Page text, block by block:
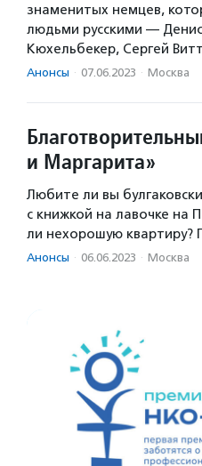
знаменитых немцев,
людьми русскими —
Кюхельбекер, Сергей
Анонсы · 07.06.2023 · Москва
и Маргарита»
Любите ли вы
с книжкой на лавочке на
ли нехорошую
Анонсы · 06.06.2023 · Москва